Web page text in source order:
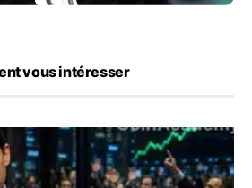
vous intéresser
000 postes détruits en juillet, les